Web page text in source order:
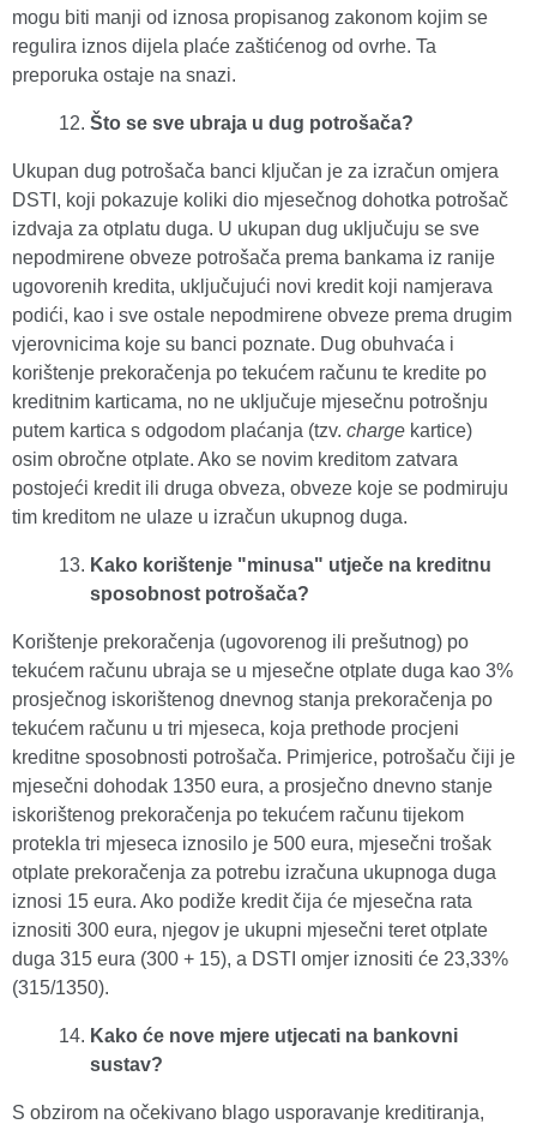
mogu biti manji od iznosa propisanog zakonom kojim se
regulira iznos dijela plaće zaštićenog od ovrhe. Ta
preporuka ostaje na snazi.
Što se sve ubraja u dug potrošača?
Ukupan dug potrošača banci ključan je za izračun omjera
DSTI, koji pokazuje koliki dio mjesečnog dohotka potrošač
izdvaja za otplatu duga. U ukupan dug uključuju se sve
nepodmirene obveze potrošača prema bankama iz ranije
ugovorenih kredita, uključujući novi kredit koji namjerava
podići, kao i sve ostale nepodmirene obveze prema drugim
vjerovnicima koje su banci poznate. Dug obuhvaća i
korištenje prekoračenja po tekućem računu te kredite po
kreditnim karticama, no ne uključuje mjesečnu potrošnju
putem kartica s odgodom plaćanja (tzv. charge kartice)
osim obročne otplate. Ako se novim kreditom zatvara
postojeći kredit ili druga obveza, obveze koje se podmiruju
tim kreditom ne ulaze u izračun ukupnog duga.
Kako korištenje "minusa" utječe na kreditnu
sposobnost potrošača?
Korištenje prekoračenja (ugovorenog ili prešutnog) po
tekućem računu ubraja se u mjesečne otplate duga kao 3%
prosječnog iskorištenog dnevnog stanja prekoračenja po
tekućem računu u tri mjeseca, koja prethode procjeni
kreditne sposobnosti potrošača. Primjerice, potrošaču čiji je
mjesečni dohodak 1350 eura, a prosječno dnevno stanje
iskorištenog prekoračenja po tekućem računu tijekom
protekla tri mjeseca iznosilo je 500 eura, mjesečni trošak
otplate prekoračenja za potrebu izračuna ukupnoga duga
iznosi 15 eura. Ako podiže kredit čija će mjesečna rata
iznositi 300 eura, njegov je ukupni mjesečni teret otplate
duga 315 eura (300 + 15), a DSTI omjer iznositi će 23,33%
(315/1350).
Kako će nove mjere utjecati na bankovni
sustav?
S obzirom na očekivano blago usporavanje kreditiranja,